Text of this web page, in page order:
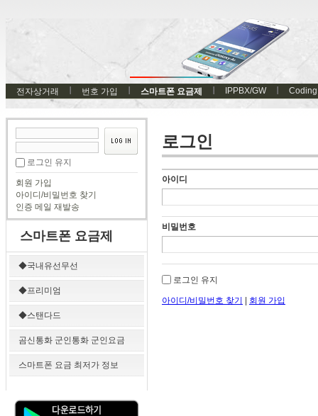
전자상거래 번호 가입 스마트폰 요금제 IPPBX/GW Coding
로그인 유지
회원 가입
아이디/비밀번호 찾기
인증 메일 재발송
스마트폰 요금제
◆국내유선무선
◆프리미엄
◆스탠다드
곰신통화 군인통화 군인요금
스마트폰 요금 최저가 정보
로그인
아이디
비밀번호
로그인 유지
아이디/비밀번호 찾기 회원 가입